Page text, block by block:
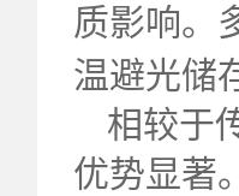
质影响。
温避光储
相较于
优势显著